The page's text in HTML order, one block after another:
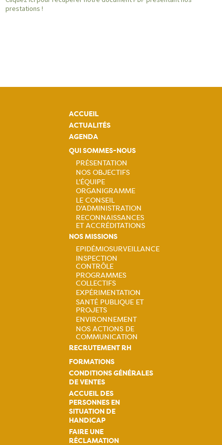
prestations !
ACCUEIL
ACTUALITÉS
AGENDA
QUI SOMMES-NOUS
Navigation
principale
PRÉSENTATION
NOS OBJECTIFS
L'ÉQUIPE
ORGANIGRAMME
LE CONSEIL
D'ADMINISTRATION
RECONNAISSANCES
ET ACCRÉDITATIONS
NOS MISSIONS
Navigation
principale
EPIDÉMIOSURVEILLANCE
INSPECTION
CONTRÔLE
PROGRAMMES
COLLECTIFS
EXPÉRIMENTATION
SANTÉ PUBLIQUE ET
PROJETS
ENVIRONNEMENT
NOS ACTIONS DE
COMMUNICATION
RECRUTEMENT RH
FORMATIONS
CONDITIONS GÉNÉRALES
DE VENTES
ACCUEIL DES
PERSONNES EN
SITUATION DE
HANDICAP
FAIRE UNE
RÉCLAMATION